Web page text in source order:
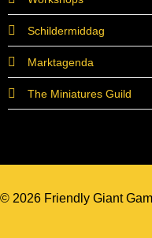
Schildermiddag
Marktagenda
The Miniatures Guild
© 2026 Friendly Giant